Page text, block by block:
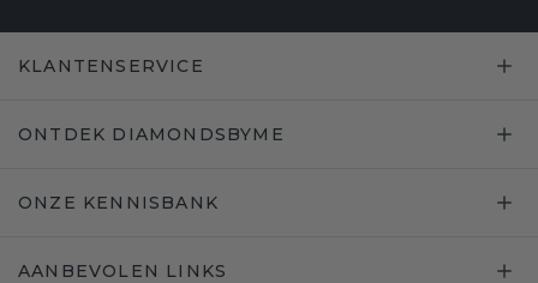
KLANTENSERVICE
ONTDEK DIAMONDSBYME
ONZE KENNISBANK
AANBEVOLEN LINKS